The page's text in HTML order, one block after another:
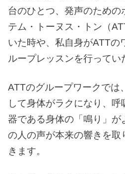
台のひとつ、発声のための
テム・トーヌス・トン（
いた時や、私自身がATTの
ループレッスンを行ってい
ATTのグループワークでは
して身体がラクになり、
器である身体の「鳴り」が
の人の声が本来の響きを取
きます。